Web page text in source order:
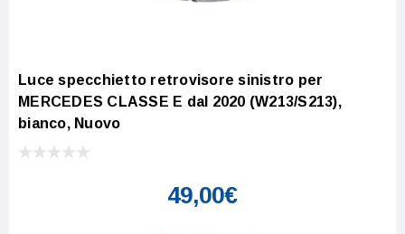
Luce specchietto retrovisore sinistro per
MERCEDES CLASSE E dal 2020 (W213/S213),
bianco, Nuovo
49,00€